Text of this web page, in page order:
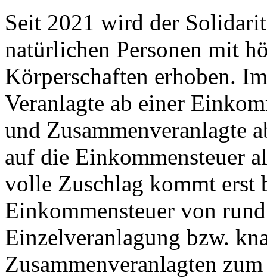
Seit 2021 wird der
natürlichen Personen mit
Körperschaften erhoben.
Veranlagte ab einer
und Zusammenveranlagte
auf die Einkommensteuer
volle Zuschlag kommt erst
Einkommensteuer von
Einzelveranlagung bzw.
Zusammenveranlagten